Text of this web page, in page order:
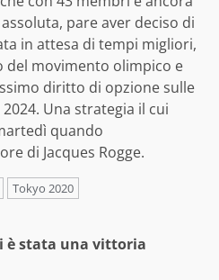
pare aver deciso di
in attesa di tempi migliori,
movimento olimpico e
diritto di opzione sulle
Una strategia il cui
quando
di Jacques Rogge.
Tokyo 2020
è stata una vittoria